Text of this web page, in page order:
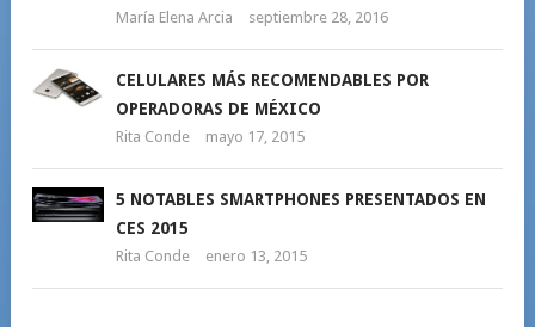
María Elena Arcia septiembre 28, 2016
CELULARES MÁS RECOMENDABLES POR
OPERADORAS DE MÉXICO
Rita Conde mayo 17, 2015
5 NOTABLES SMARTPHONES PRESENTADOS EN
CES 2015
Rita Conde enero 13, 2015